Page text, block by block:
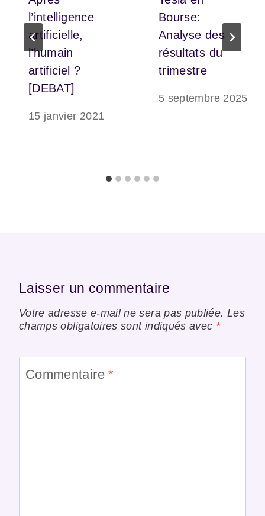
l’intelligence
artificielle,
l’humain
artificiel ?
[DEBAT]
15 janvier 2021
Bourse:
Analyse des
résultats du
trimestre
5 septembre 2025
Laisser un commentaire
Votre adresse e-mail ne sera pas publiée. Les
champs obligatoires sont indiqués avec *
Commentaire*